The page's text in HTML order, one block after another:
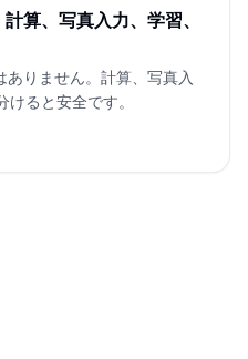
算、写真入力、学習、
りません。計算、写真入
ると安全です。